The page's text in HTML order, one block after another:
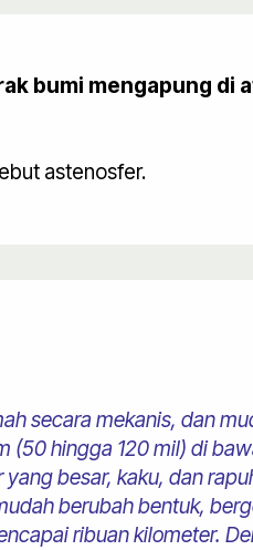
bumi mengapung di
astenosfer.
secara mekanis, dan
hingga 120 mil) di
besar, kaku, dan
berubah bentuk,
ribuan kilometer.